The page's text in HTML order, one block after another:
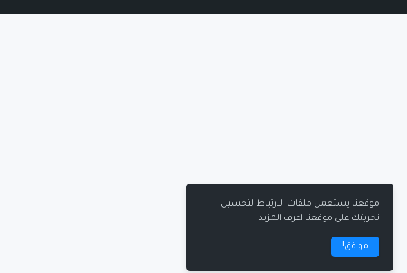
موقعنا يستعمل ملفات الارتباط لتحسين
تجربتك على موقعنا اعرف المزيد
موافق!